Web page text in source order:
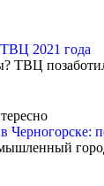
2021 года
ТВЦ
Черногорске: